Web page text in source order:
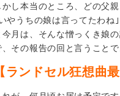
かし本当のところ、どの父
やうちの娘は言ってたわね
今月は、そんな憎っくき娘
、その報告の回と言うことで
【ランドセル狂想曲